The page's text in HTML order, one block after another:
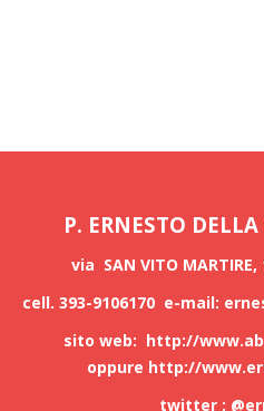
P. ERNESTO
via SAN VITO MARTIRE,
cell. 393-9106170 e-mail:
sito web: http://
oppure http://
twitter :